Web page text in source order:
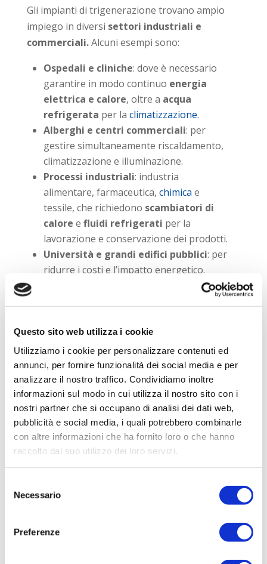
Questo sito web utilizza i cookie
Utilizziamo i cookie per personalizzare contenuti ed
annunci, per fornire funzionalità dei social media e per
analizzare il nostro traffico. Condividiamo inoltre
informazioni sul modo in cui utilizza il nostro sito con i
nostri partner che si occupano di analisi dei dati web,
pubblicità e social media, i quali potrebbero combinarle
con altre informazioni che ha fornito loro o che hanno
raccolto dal suo utilizzo dei loro servizi.
delNecessario
Preferenze
Gli impianti di trigenerazione trovano ampio
impiego in diversi settori industriali e
commerciali.Alcuni esempi sono:
Ospedali e cliniche: dove è necessario
garantire in modo continuo energia
elettrica e calore, oltre a acqua
refrigerata per la climatizzazione.
Alberghi e centri commerciali: per
gestire simultaneamente riscaldamento,
climatizzazione e illuminazione.
Processi industriali: industria
alimentare, farmaceutica, chimica e
tessile, che richiedono scambiatori di
calore e fluidi refrigerati per la
lavorazione e conservazione dei prodotti.
Università e grandi edifici pubblici: per
ridurre i costi e l’impatto energetico.
rappresenta una soluzione strategica per
bilanciarecomfort, risparmio e
sostenibilità.
Rispetto alla cogenerazione, offre un livello
superiore diefficienza energetica,
riducendo icosti energeticie migliorando
l’ impatto ambientaledelle attività umane e
produttive.
un impianto industriale, la
soluzioni più intelligenti per garantire